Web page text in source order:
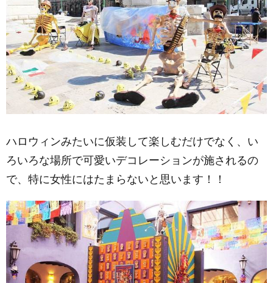
ハロウィンみたいに仮装して楽しむだけでなく、い
ろいろな場所で可愛いデコレーションが施されるの
で、特に女性にはたまらないと思います！！